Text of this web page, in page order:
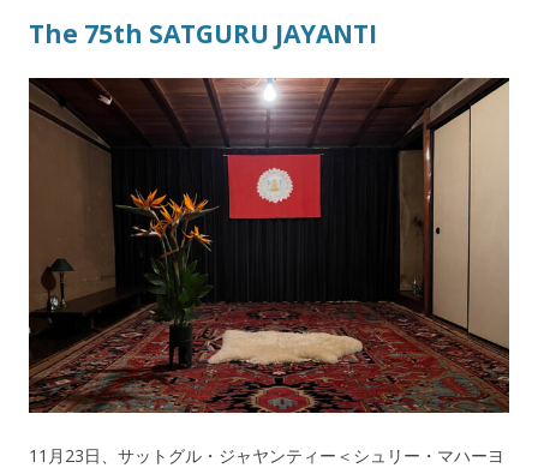
The 75th SATGURU JAYANTI
11月23日、サットグル・ジャヤンティー＜シュリー・マハーヨ